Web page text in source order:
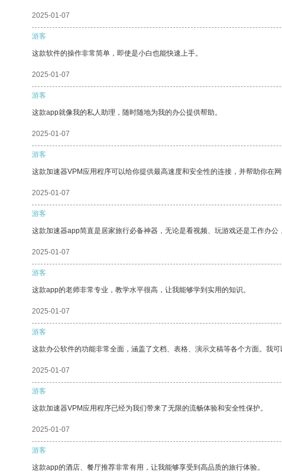
2025-01-07
游客
这款软件的操作非常简单，即使是小白也能快速上手。
2025-01-07
游客
这款app就像我的私人助理，随时随地为我的办公提供帮助。
2025-01-07
游客
这款加速器VPM应用程序可以给你提供最高速度和安全性的连接，并帮助你在网
2025-01-07
游客
这款加速器app简直是居家旅行必备神器，无论是看视频、玩游戏还是工作办公
2025-01-07
游客
这款app的老师非常专业，教学水平很高，让我能够学到实用的知识。
2025-01-07
游客
这款办公软件的功能非常全面，涵盖了文档、表格、演示文稿等各个方面。我
2025-01-07
游客
这款加速器VPM应用程序已经为我们带来了无限的流畅体验和安全性保护。
2025-01-07
游客
这款app的酒店、餐厅推荐非常有用，让我能够享受到高品质的旅行体验。